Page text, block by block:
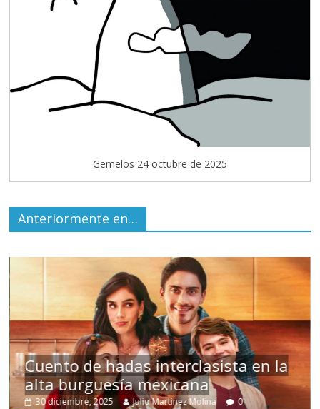
Gemelos 24 octubre de 2025
Anteriormente en…
Cuento de hadas interclasista en la
alta burguesía mexicana
30 diciembre, 2025 Julio Martínez Molina 0